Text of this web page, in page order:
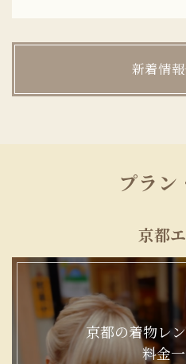
新着情
プラン
京都
京都の着物レ
料金